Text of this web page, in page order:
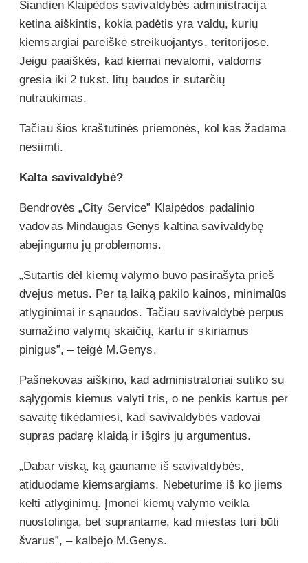
Šiandien Klaipėdos savivaldybės administracija
ketina aiškintis, kokia padėtis yra valdų, kurių
kiemsargiai pareiškė streikuojantys, teritorijose.
Jeigu paaiškės, kad kiemai nevalomi, valdoms
gresia iki 2 tūkst. litų baudos ir sutarčių
nutraukimas.
Tačiau šios kraštutinės priemonės, kol kas žadama
nesiimti.
Kalta savivaldybė?
Bendrovės „City Service” Klaipėdos padalinio
vadovas Mindaugas Genys kaltina savivaldybę
abejingumu jų problemoms.
„Sutartis dėl kiemų valymo buvo pasirašyta prieš
dvejus metus. Per tą laiką pakilo kainos, minimalūs
atlyginimai ir sąnaudos. Tačiau savivaldybė perpus
sumažino valymų skaičių, kartu ir skiriamus
pinigus”, – teigė M.Genys.
Pašnekovas aiškino, kad administratoriai sutiko su
sąlygomis kiemus valyti tris, o ne penkis kartus per
savaitę tikėdamiesi, kad savivaldybės vadovai
supras padarę klaidą ir išgirs jų argumentus.
„Dabar viską, ką gauname iš savivaldybės,
atiduodame kiemsargiams. Nebeturime iš ko jiems
kelti atlyginimų. Įmonei kiemų valymo veikla
nuostolinga, bet suprantame, kad miestas turi būti
švarus”, – kalbėjo M.Genys.